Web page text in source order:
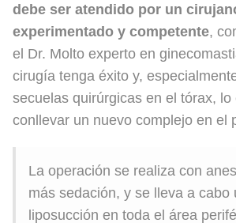
debe ser atendido por un
experimentado y competente,
el Dr. Molto experto en
cirugía tenga éxito y,
secuelas quirúrgicas en el tórax, lo
conllevar un nuevo complejo en el
La operación se realiza con
más sedación, y se lleva a cabo
liposucción en toda el área